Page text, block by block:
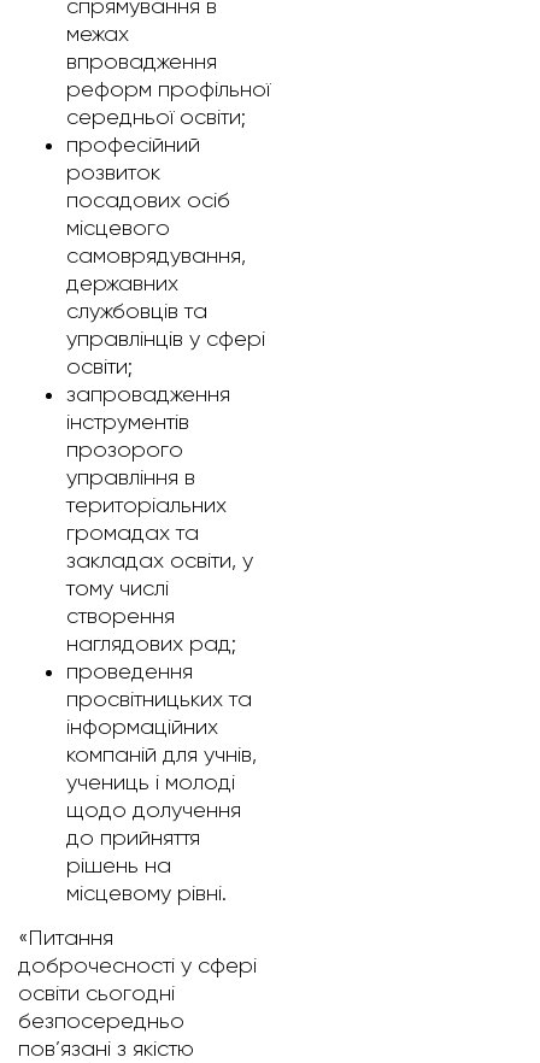
спрямування в
межах
впровадження
реформ профільної
середньої освіти;
професійний
розвиток
посадових осіб
місцевого
самоврядування,
державних
службовців та
управлінців у сфері
освіти;
запровадження
інструментів
прозорого
управління в
територіальних
громадах та
закладах освіти, у
тому числі
створення
наглядових рад;
проведення
просвітницьких та
інформаційних
компаній для учнів,
учениць і молоді
щодо долучення
до прийняття
рішень на
місцевому рівні.
«Питання
доброчесності у сфері
освіти сьогодні
безпосередньо
пов’язані з якістю